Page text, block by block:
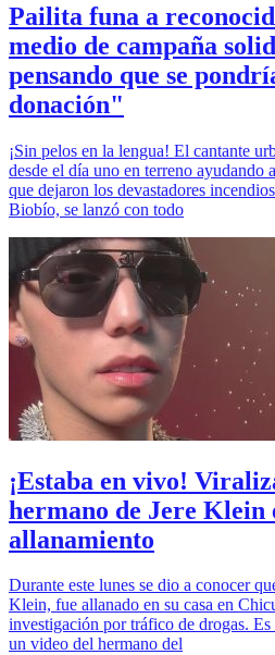
Pailita funa a
medio de campaña
pensando que se
donación"
¡Sin pelos en la lengua! El cantante
desde el día uno en terreno ayudando
que dejaron los devastadores
Biobío, se lanzó con todo
¡Estaba en vivo!
hermano de Jere Klein
allanamiento
Durante este lunes se dio a conocer
Klein, fue allanado en su casa en
investigación por tráfico de drogas.
un video del hermano del